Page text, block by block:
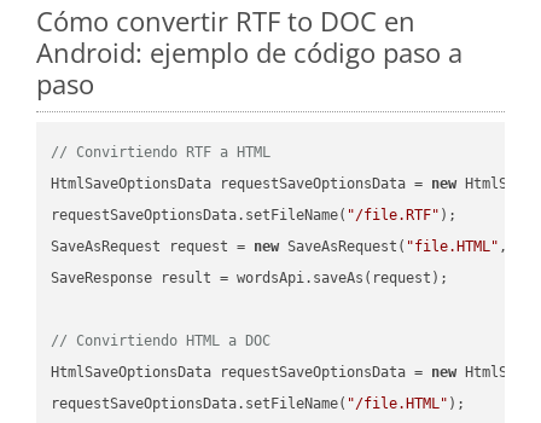
Cómo convertir RTF to DOC en
Android: ejemplo de código paso a
paso
// Convirtiendo RTF a HTML
HtmlSaveOptionsData requestSaveOptionsData = new
requestSaveOptionsData.setFileName( "/file.RTF" );
SaveAsRequest request = new SaveAsRequest( "file.HTML"
SaveResponse result = wordsApi.saveAs(request);
// Convirtiendo HTML a DOC
HtmlSaveOptionsData requestSaveOptionsData = new
requestSaveOptionsData.setFileName( "/file.HTML" );